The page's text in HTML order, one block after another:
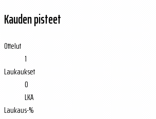
Kauden pisteet
Ottelut
1
Laukaukset
0
LKA
Laukaus-%